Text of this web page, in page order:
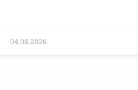
04.08.2026